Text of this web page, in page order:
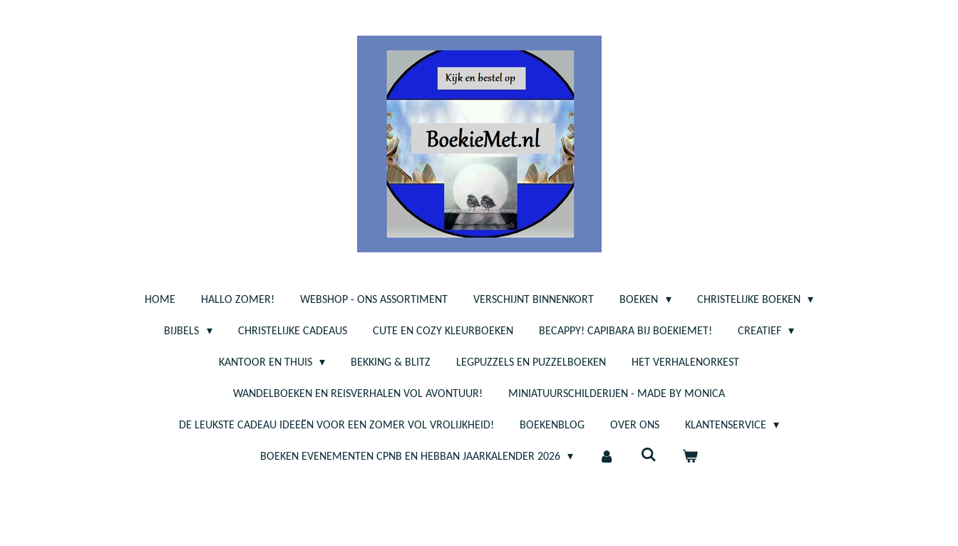
HOME HALLO ZOMER! WEBSHOP - ONS ASSORTIMENT VERSCHIJNT BINNENKORT BOEKEN CHRISTELIJKE BOEKEN
BIJBELS CHRISTELIJKE CADEAUS CUTE EN COZY KLEURBOEKEN BECAPPY! CAPIBARA BIJ BOEKIEMET! CREATIEF
KANTOOR EN THUIS BEKKING & BLITZ LEGPUZZELS EN PUZZELBOEKEN HET VERHALENORKEST
WANDELBOEKEN EN REISVERHALEN VOL AVONTUUR! MINIATUURSCHILDERIJEN - MADE BY MONICA
DE LEUKSTE CADEAU IDEEËN VOOR EEN ZOMER VOL VROLIJKHEID! BOEKENBLOG OVER ONS KLANTENSERVICE
BOEKEN EVENEMENTEN CPNB EN HEBBAN JAARKALENDER 2026